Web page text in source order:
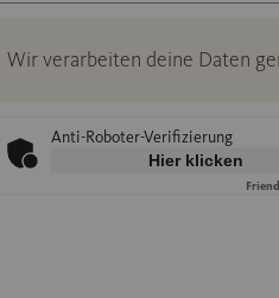
Wir verarbeiten deine Daten
Anti-Roboter-Verifizierung
Hier klicken